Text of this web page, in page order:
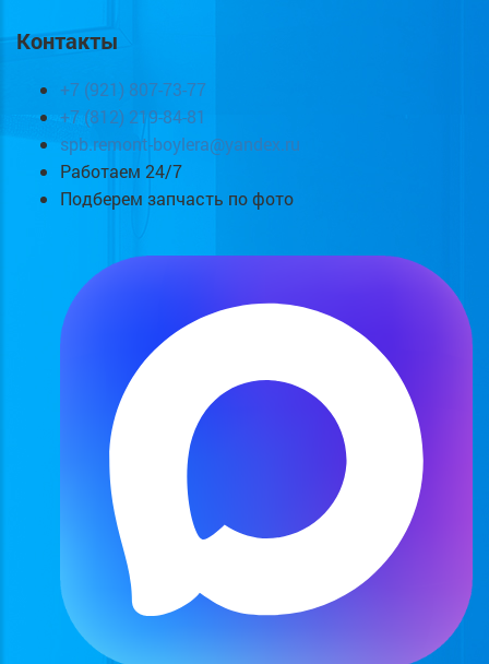
Контакты
+7 (921) 807-73-77
+7 (812) 219-84-81
spb.remont-boylera@yandex.ru
Работаем 24/7
Подберем запчасть по фото